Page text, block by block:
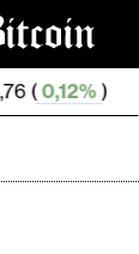
509,87 (3,0%